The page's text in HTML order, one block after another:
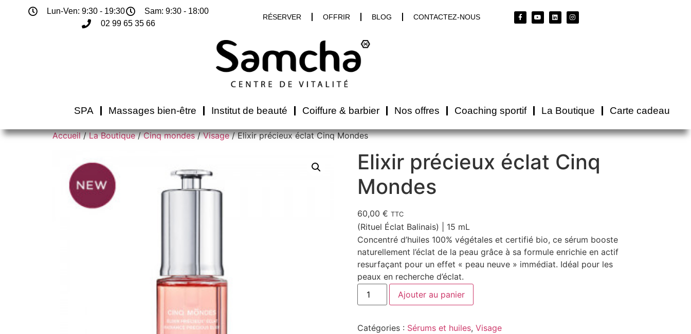
Lun-Ven: 9:30 - 19:30
Sam: 9:30 - 18:00
02 99 65 35 66
RÉSERVER OFFRIR BLOG CONTACTEZ-NOUS
SPA Massages bien-être Institut de beauté Coiffure & barbier Nos offres Coaching sportif La Boutique Carte cadeau
Accueil/La Boutique/Cinq mondes/Visage/ Elixir précieux éclat Cinq Mondes
Elixir précieux éclat Cinq
Mondes
60,00 € TTC
(Rituel Éclat Balinais) | 15 mL
Concentré d’huiles 100% végétales et certifié bio, ce sérum booste
naturellement l’éclat de la peau grâce à sa formule enrichie en actif
resurfaçant pour un effet « peau neuve » immédiat. Idéal pour les
peaux en recherche d’éclat.
Ajouter au panier
Catégories : Sérums et huiles, Visage